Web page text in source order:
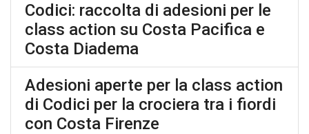
Codici: raccolta di adesioni per le
class action su Costa Pacifica e
Costa Diadema
Adesioni aperte per la class action
di Codici per la crociera tra i fiordi
con Costa Firenze